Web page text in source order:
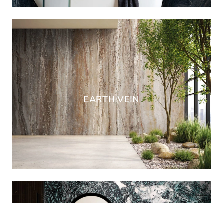
EARTH VEIN